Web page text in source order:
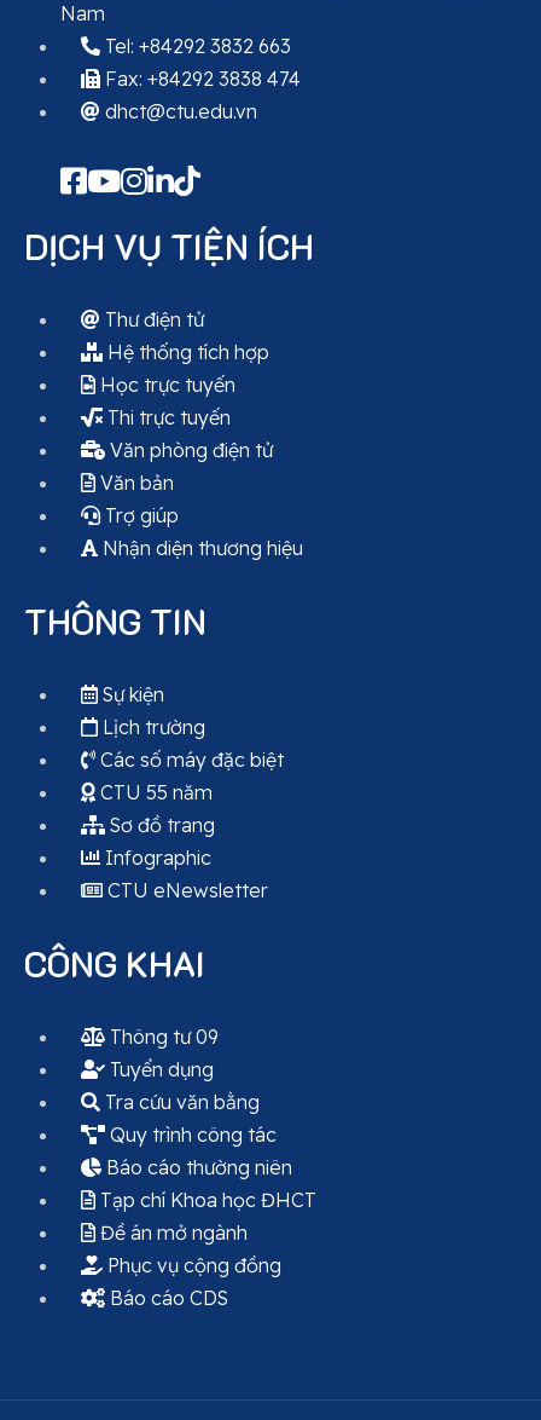
Nam
Tel: +84292 3832 663
Fax: +84292 3838 474
dhct@ctu.edu.vn
DỊCH VỤ TIỆN ÍCH
Thư điện tử
Hệ thống tích hợp
Học trực tuyến
Thi trực tuyến
Văn phòng điện tử
Văn bản
Trợ giúp
Nhận diện thương hiệu
THÔNG TIN
Sự kiện
Lịch trường
Các số máy đặc biệt
CTU 55 năm
Sơ đồ trang
Infographic
CTU eNewsletter
CÔNG KHAI
Thông tư 09
Tuyển dụng
Tra cứu văn bằng
Quy trình công tác
Báo cáo thường niên
Tạp chí Khoa học ĐHCT
Đề án mở ngành
Phục vụ cộng đồng
Báo cáo CDS